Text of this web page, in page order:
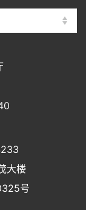
大楼
号